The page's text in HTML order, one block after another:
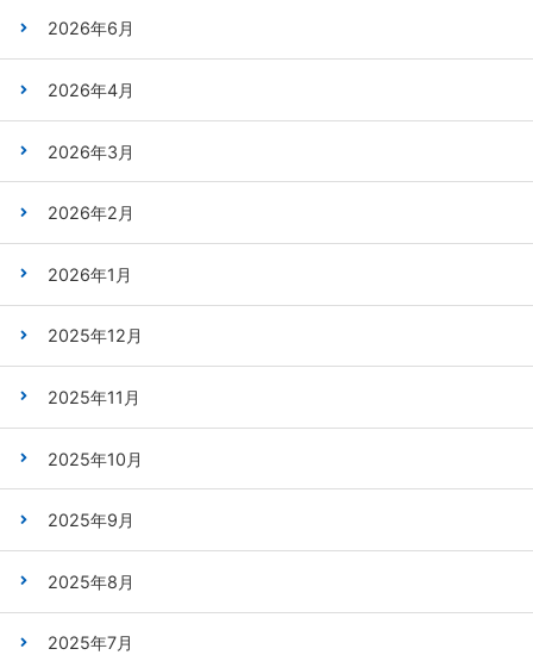
2026年6月
2026年4月
2026年3月
2026年2月
2026年1月
2025年12月
2025年11月
2025年10月
2025年9月
2025年8月
2025年7月